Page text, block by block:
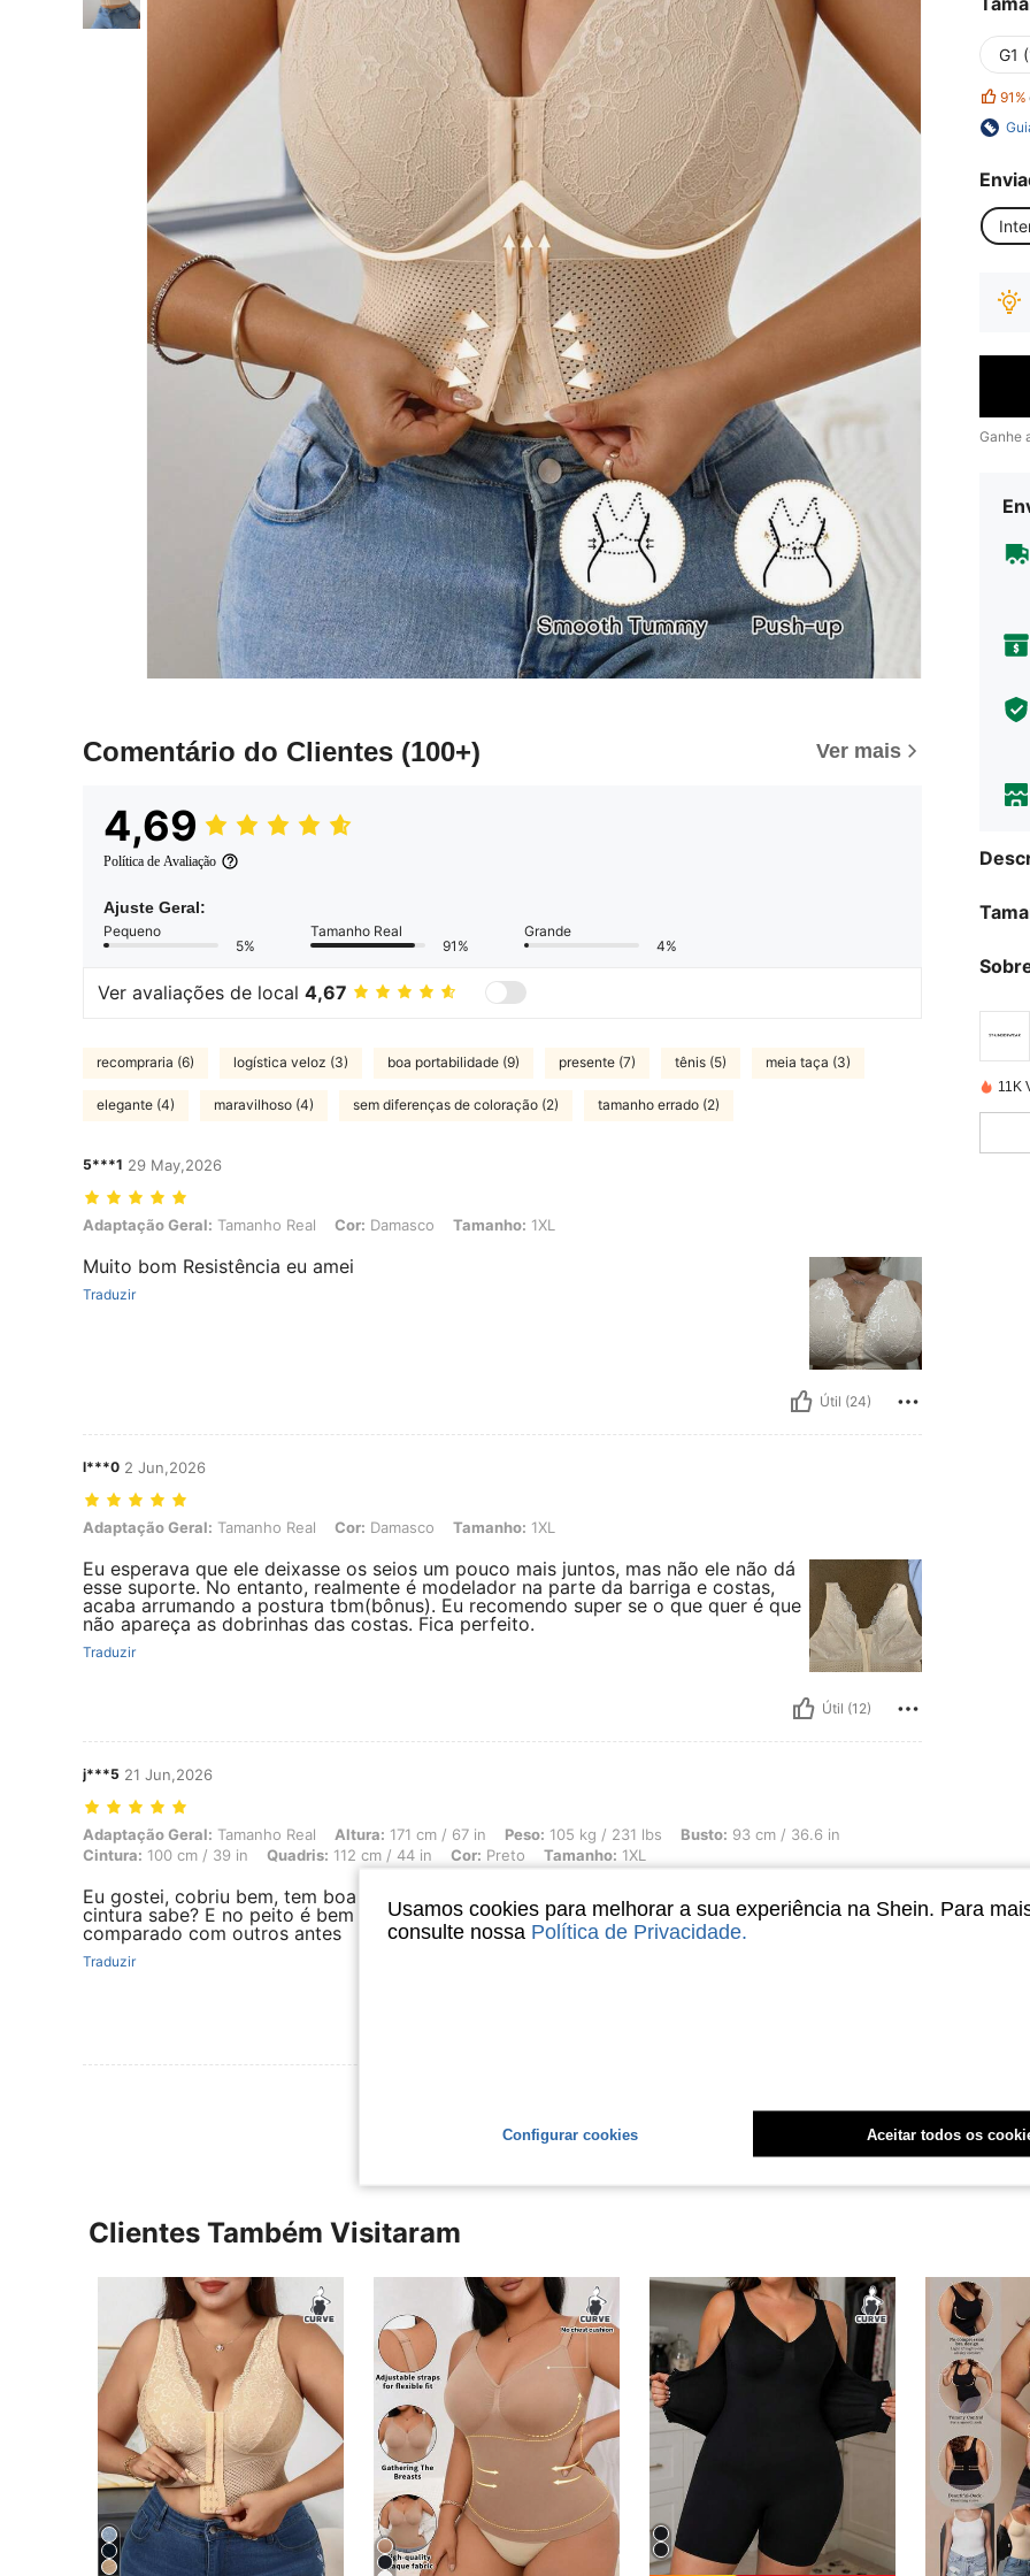
Comentário do Clientes (100+) Ver mais
4,69
Política de Avaliação
Ajuste Geral:
Pequeno
5%
Tamanho Real
91%
Grande
4%
Ver avaliações de local 4,67
recompraria (6) logística veloz (3) boa portabilidade (9) presente (7) tênis (5) meia taça (3)
elegante (4) maravilhoso (4) sem diferenças de coloração (2) tamanho errado (2)
5***1 29 May,2026
Adaptação Geral: Tamanho Real, Cor: Damasco, Tamanho: 1XL
Adaptação Geral: Tamanho Real Cor: Damasco Tamanho: 1XL
Muito bom Resistência eu amei
Traduzir
Útil (24)
l***0 2 Jun,2026
Adaptação Geral: Tamanho Real, Cor: Damasco, Tamanho: 1XL
Adaptação Geral: Tamanho Real Cor: Damasco Tamanho: 1XL
Eu esperava que ele deixasse os seios um pouco mais juntos, mas não ele não dá
esse suporte. No entanto, realmente é modelador na parte da barriga e costas,
acaba arrumando a postura tbm(bônus). Eu recomendo super se o que quer é que
não apareça as dobrinhas das costas. Fica perfeito.
Traduzir
Útil (12)
j***5 21 Jun,2026
Adaptação Geral: Tamanho Real, Altura: 171 cm / 67 in, Peso: 105 kg / 231 lbs, Busto: 93 cm / 36.6 in, Cintura: 100 cm / 39 in, Quadris: 112 cm / 44
Adaptação Geral: Tamanho Real Altura: 171 cm / 67 in Peso: 105 kg / 231 lbs Busto: 93 cm / 36.6 in
Cintura: 100 cm / 39 in Quadris: 112 cm / 44 in Cor: Preto Tamanho: 1XL
Eu gostei, cobriu bem, tem boa compreensão, porém achei que ficou subindo na
cintura sabe? E no peito é bem molinho, eu gostei; porém acho que deveria ter
comparado com outros antes
Traduzir
G1
91%
Ganhe
11K
Clientes Também Visitaram
Usamos cookies para melhorar a sua experiência na Shein. Para
consulte nossa Política de Privacidade.
Configurar cookies Aceitar todos os